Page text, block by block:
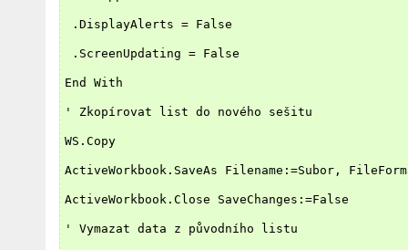
.DisplayAlerts = False
.ScreenUpdating = False
End With
' Zkopírovat list do nového sešitu
WS.Copy
ActiveWorkbook.SaveAs Filename:=Subor,
ActiveWorkbook.Close SaveChanges:=False
' Vymazat data z původního listu